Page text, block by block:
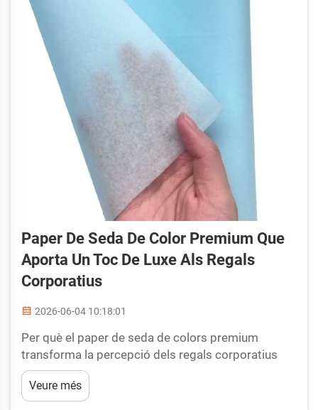
Paper De Seda De Color Premium Que
Aporta Un Toc De Luxe Als Regals
Corporatius
2026-06-04 10:18:01
Per què el paper de seda de colors premium
transforma la percepció dels regals corporatius
Les primeres impressions sovint determinen com
es valora un regal. Quan un destinatari obre un
paquet i veu paper de seda de colors
Veure més